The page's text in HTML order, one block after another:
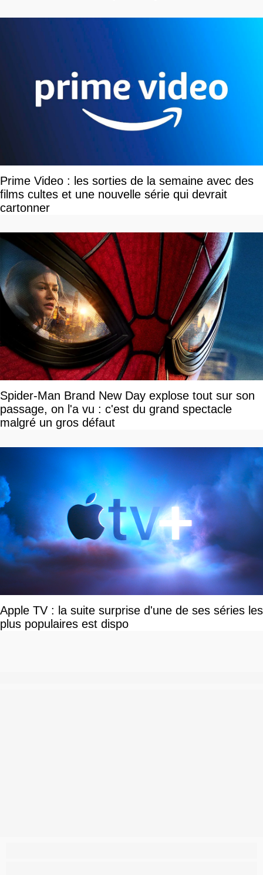
Prime Video : les sorties de la semaine avec des
films cultes et une nouvelle série qui devrait
cartonner
Spider-Man Brand New Day explose tout sur son
passage, on l'a vu : c'est du grand spectacle
malgré un gros défaut
Apple TV : la suite surprise d'une de ses séries les
plus populaires est dispo